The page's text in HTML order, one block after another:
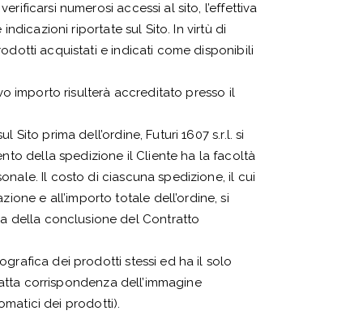
numerosi accessi al sito, l’effettiva
riportate sul Sito. In virtù di
acquistati e indicati come disponibili
importo risulterà accreditato presso il
prima dell’ordine, Futuri 1607 s.r.l. si
della spedizione il Cliente ha la facoltà
Il costo di ciascuna spedizione, il cui
e all’importo totale dell’ordine, si
della conclusione del Contratto
dei prodotti stessi ed ha il solo
corrispondenza dell’immagine
dei prodotti).